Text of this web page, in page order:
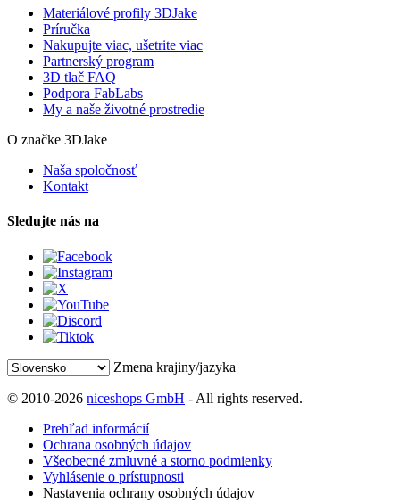
Materiálové profily 3DJake
Príručka
Nakupujte viac, ušetrite viac
Partnerský program
3D tlač FAQ
Podpora FabLabs
My a naše životné prostredie
O značke 3DJake
Naša spoločnosť
Kontakt
Sledujte nás na
Zmena krajiny/jazyka
© 2010-2026 niceshops GmbH - All rights reserved.
Prehľad informácií
Ochrana osobných údajov
Všeobecné zmluvné a storno podmienky
Vyhlásenie o prístupnosti
Nastavenia ochrany osobných údajov